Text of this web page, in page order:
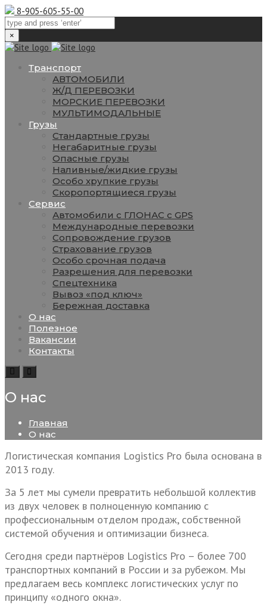
8-905-605-55-00
×
Транспорт
АВТОМОБИЛИ
Ж/Д ПЕРЕВОЗКИ
МОРСКИЕ ПЕРЕВОЗКИ
МУЛЬТИМОДАЛЬНЫЕ
Грузы
Стандартные грузы
Негабаритные грузы
Опасные грузы
Наливные/жидкие грузы
Особо хрупкие грузы
Скоропортящиеся грузы
Сервис
Автомобили с ГЛОНАС с GPS
Международные перевозки
Сопровождение грузов
Страхование грузов
Особо срочная подача
Разрешения для перевозки
Спецтехника
Вывоз «под ключ»
Бережная доставка
О нас
Полезное
Вакансии
Контакты
SearchToggle
navigation
О нас
Главная
О нас
Логистическая компания Logistics Pro была основана в
2013 году.
За 5 лет мы сумели превратить небольшой коллектив
из двух человек в полноценную компанию c
профессиональным отделом продаж, собственной
системой обучения и оптимизации бизнеса.
Сегодня среди партнёров Logistics Pro – более 700
транспортных компаний в России и за рубежом. Мы
предлагаем весь комплекс логистических услуг по
принципу «одного окна».